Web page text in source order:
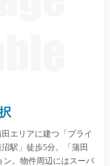
エリアに建つ「プライ
駅」徒歩5分。「蒲田
ン。物件周辺にはスーパ